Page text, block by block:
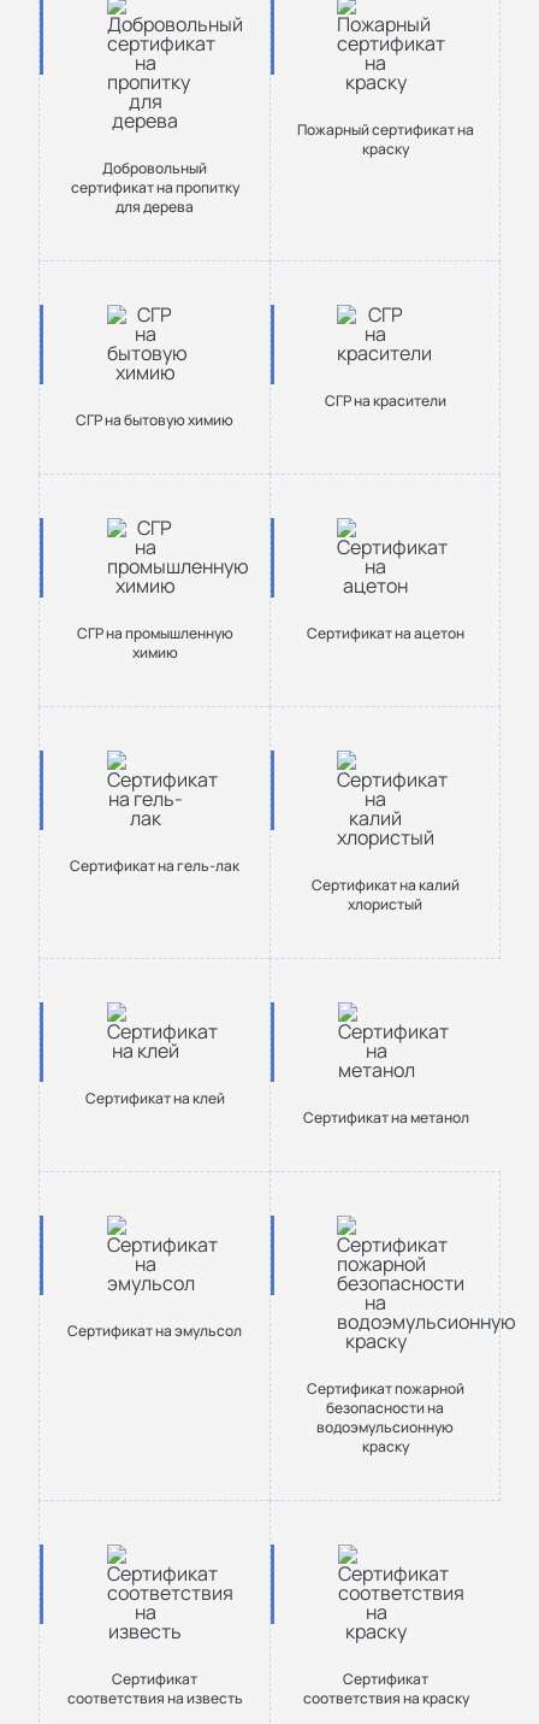
Добровольный
сертификат на пропитку
для дерева
Пожарный сертификат на
краску
СГР на бытовую химию
СГР на красители
СГР на промышленную
химию
Сертификат на ацетон
Сертификат на гель-лак
Сертификат на калий
хлористый
Сертификат на клей
Сертификат на метанол
Сертификат на эмульсол
Сертификат пожарной
безопасности на
водоэмульсионную
краску
Сертификат
соответствия на известь
Сертификат
соответствия на краску